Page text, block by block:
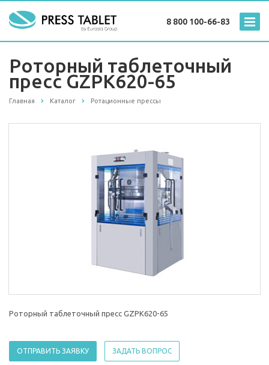
8 800 100-66-83
Роторный таблеточный
пресс GZPK620-65
Главная Каталог Ротационные прессы
Роторный таблеточный пресс GZPK620-65
ОТПРАВИТЬ ЗАЯВКУ ЗАДАТЬ ВОПРОС